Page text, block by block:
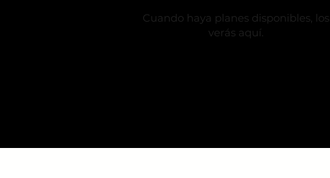
Cuando haya planes disponibles, los
verás aquí.